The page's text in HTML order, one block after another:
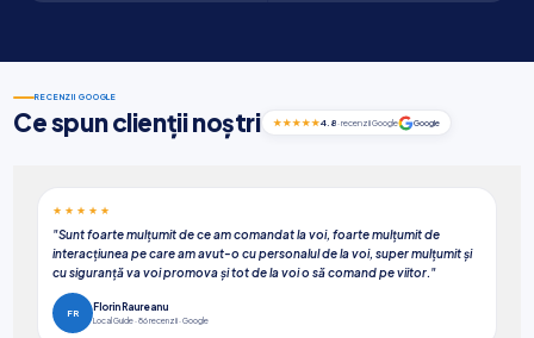
RECENZII GOOGLE
Ce spun clienții noștri ★★★★★4.8· recenzii Google Google
★★★★★
"Sunt foarte mulțumit de ce am comandat la voi, foarte mulțumit de
interacțiunea pe care am avut-o cu personalul de la voi, super mulțumit și
cu siguranță va voi promova și tot de la voi o să comand pe viitor."
FR Florin Raureanu
Local Guide · 86 recenzii · Google